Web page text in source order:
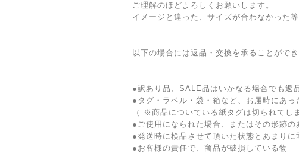
ご理解のほどよろしくお願いします。
イメージと違った、サイズが合わなかった
以下の場合には返品・交換を承ることができ
●訳あり品、SALE品はいかなる場合でも返
●タグ・ラベル・袋・箱など、お届時にあっ
（ ※商品についている紙タグは切られてし
●ご使用になられた場合、またはその形跡の
●発送時に検品させて頂いた状態とあまり
●お客様の責任で、商品が破損している物